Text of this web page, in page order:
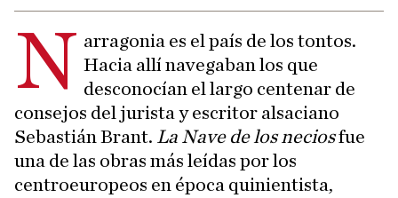
N arragonia es el país de los tontos.
Hacia allí navegaban los que
desconocían el largo centenar de
consejos del jurista y escritor alsaciano
Sebastián Brant. La Nave de los neciosfue
una de las obras más leídas por los
centroeuropeos en época quinientista,